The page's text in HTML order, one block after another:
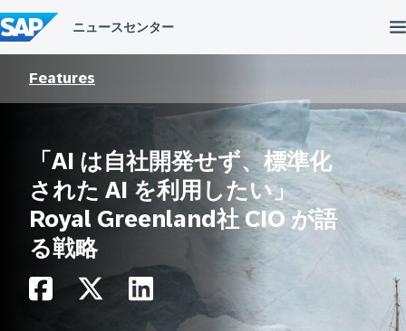
ン
テ
ン
Features
「AI は自社開発せず、標準化
された AI を利用したい」
Royal Greenland社 CIO が語
る戦略